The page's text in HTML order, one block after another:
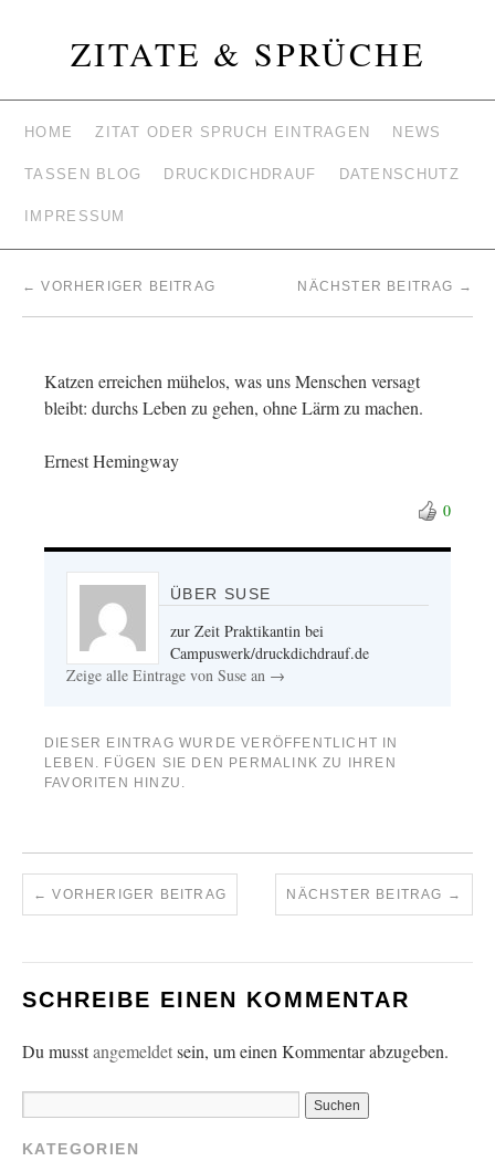
ZITATE & SPRÜCHE
HOME ZITAT ODER SPRUCH EINTRAGEN NEWS
TASSEN BLOG DRUCKDICHDRAUF DATENSCHUTZ
IMPRESSUM
← VORHERIGER BEITRAG NÄCHSTER BEITRAG →
Katzen erreichen mühelos, was uns Menschen versagt
bleibt: durchs Leben zu gehen, ohne Lärm zu machen.
Ernest Hemingway
0
ÜBER SUSE
zur Zeit Praktikantin bei
Campuswerk/druckdichdrauf.de
Zeige alle Eintrage von Suse an →
DIESER EINTRAG WURDE VERÖFFENTLICHT IN
LEBEN . FÜGEN SIE DEN PERMALINK ZU IHREN
FAVORITEN HINZU.
← VORHERIGER BEITRAG NÄCHSTER BEITRAG →
SCHREIBE EINEN KOMMENTAR
Du musstangemeldetsein, um einen Kommentar abzugeben.
KATEGORIEN